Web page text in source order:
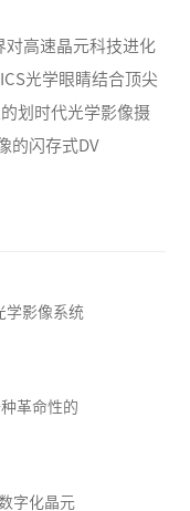
对高速晶元科技进化
光学眼睛结合顶尖
划时代光学影像摄
的闪存式DV
学影像系统
革命性的
字化晶元